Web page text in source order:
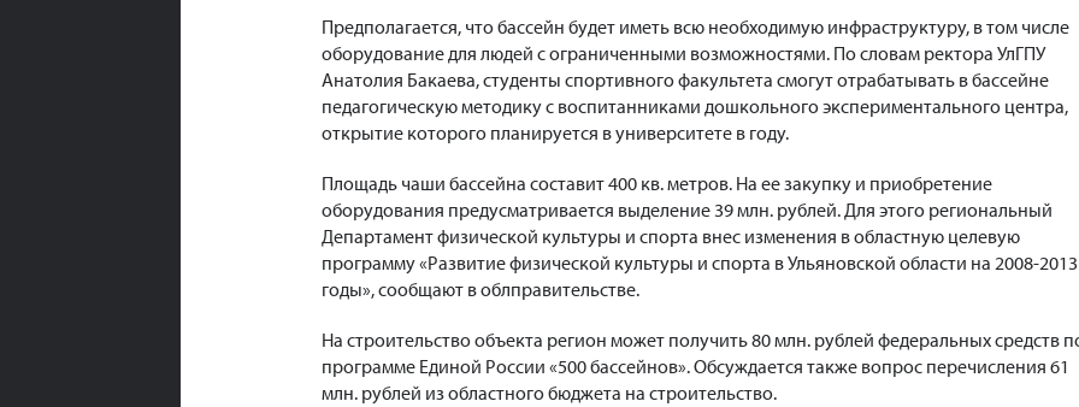
Предполагается, что бассейн будет иметь всю необходимую инфраструктуру, в том числе
оборудование для людей с ограниченными возможностями. По словам ректора УлГПУ
Анатолия Бакаева, студенты спортивного факультета смогут отрабатывать в бассейне
педагогическую методику с воспитанниками дошкольного экспериментального центра,
открытие которого планируется в университете в году.
Площадь чаши бассейна составит 400 кв. метров. На ее закупку и приобретение
оборудования предусматривается выделение 39 млн. рублей. Для этого региональный
Департамент физической культуры и спорта внес изменения в областную целевую
программу «Развитие физической культуры и спорта в Ульяновской области на 2008-2013
годы», сообщают в облправительстве.
На строительство объекта регион может получить 80 млн. рублей федеральных средств
программе Единой России «500 бассейнов». Обсуждается также вопрос перечисления 61
млн. рублей из областного бюджета на строительство.